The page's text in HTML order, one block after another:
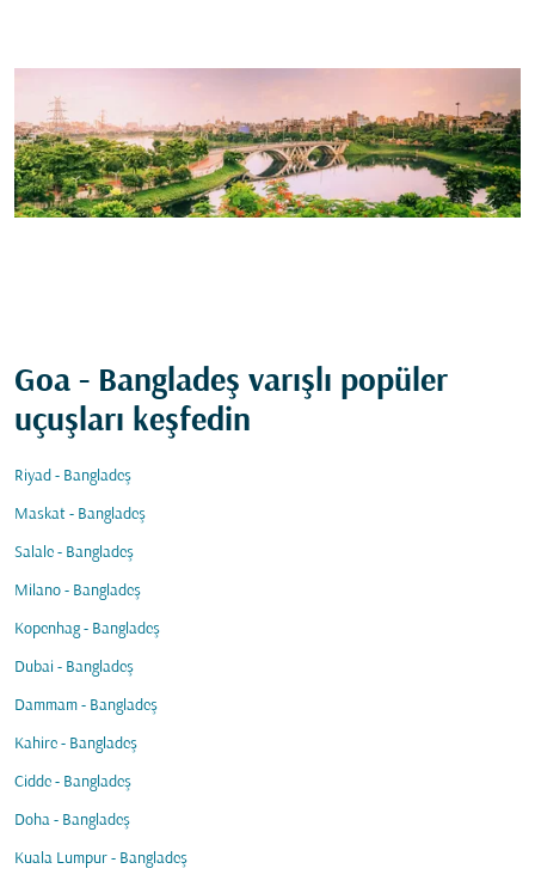
Goa - Bangladeş varışlı popüler
uçuşları keşfedin
Riyad - Bangladeş
Maskat - Bangladeş
Salale - Bangladeş
Milano - Bangladeş
Kopenhag - Bangladeş
Dubai - Bangladeş
Dammam - Bangladeş
Kahire - Bangladeş
Cidde - Bangladeş
Doha - Bangladeş
Kuala Lumpur - Bangladeş